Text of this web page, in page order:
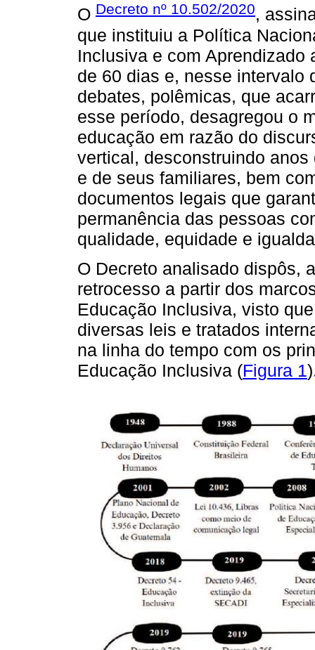
O Decreto nº 10.502/2020,
que instituiu a Política
Inclusiva e com Aprendizado
de 60 dias e, nesse intervalo
debates, polêmicas, que
esse período, desagregou o
educação em razão do
vertical, desconstruindo
e de seus familiares, bem
documentos legais que
permanência das pessoas
qualidade, equidade e
O Decreto analisado dispôs,
retrocesso a partir dos
Educação Inclusiva, visto
diversas leis e tratados
na linha do tempo com os
Educação Inclusiva (Figura 1